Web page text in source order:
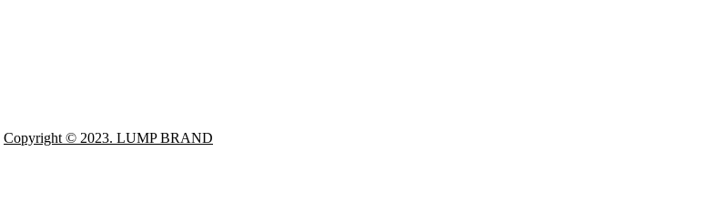
Copyright © 2023. LUMP BRAND